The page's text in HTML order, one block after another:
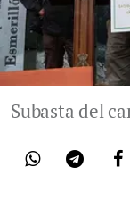
Subasta del